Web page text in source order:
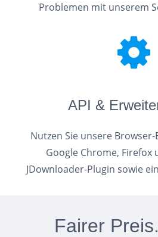
Problemen mit unserem
API &
Nutzen Sie unsere
Google Chrome, Firefox
JDownloader-Plugin sowie
Fairer